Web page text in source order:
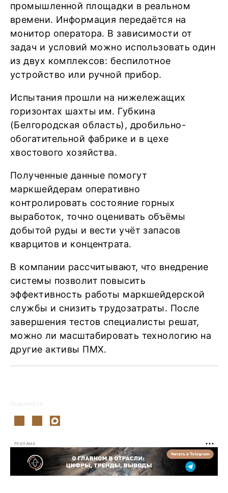
промышленной площадки в реальном
времени. Информация передаётся на
монитор оператора. В зависимости от
задач и условий можно использовать один
из двух комплексов: беспилотное
устройство или ручной прибор.
Испытания прошли на нижележащих
горизонтах шахты им. Губкина
(Белгородская область), дробильно-
обогатительной фабрике и в цехе
хвостового хозяйства.
Полученные данные помогут
маркшейдерам оперативно
контролировать состояние горных
выработок, точно оценивать объёмы
добытой руды и вести учёт запасов
кварцитов и концентрата.
В компании рассчитывают, что внедрение
системы позволит повысить
эффективность работы маркшейдерской
службы и снизить трудозатраты. После
завершения тестов специалисты решат,
можно ли масштабировать технологию на
другие активы ПМХ.
Поделиться:
РЕКЛАМА